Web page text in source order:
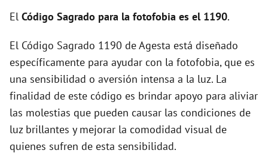
El Código Sagrado para la fotofobia es el 1190.
El Código Sagrado 1190 de Agesta está diseñado
específicamente para ayudar con la fotofobia, que es
una sensibilidad o aversión intensa a la luz. La
finalidad de este código es brindar apoyo para aliviar
las molestias que pueden causar las condiciones de
luz brillantes y mejorar la comodidad visual de
quienes sufren de esta sensibilidad.